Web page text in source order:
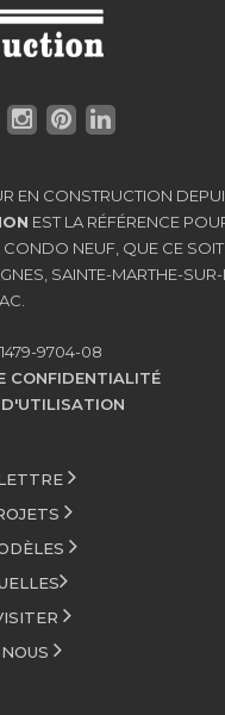
EN CONSTRUCTION
EST LA RÉFÉRENCE
NEUF, QUE CE SOIT
SAINTE-MARTHE-
9704-08
CONFIDENTIALITÉ